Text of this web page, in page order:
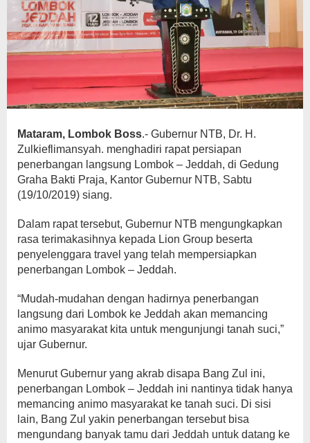
Mataram, Lombok Boss.- Gubernur NTB, Dr. H.
Zulkieflimansyah. menghadiri rapat persiapan
penerbangan langsung Lombok – Jeddah, di Gedung
Graha Bakti Praja, Kantor Gubernur NTB, Sabtu
(19/10/2019) siang.
Dalam rapat tersebut, Gubernur NTB mengungkapkan
rasa terimakasihnya kepada Lion Group beserta
penyelenggara travel yang telah mempersiapkan
penerbangan Lombok – Jeddah.
“Mudah-mudahan dengan hadirnya penerbangan
langsung dari Lombok ke Jeddah akan memancing
animo masyarakat kita untuk mengunjungi tanah suci,”
ujar Gubernur.
Menurut Gubernur yang akrab disapa Bang Zul ini,
penerbangan Lombok – Jeddah ini nantinya tidak hanya
memancing animo masyarakat ke tanah suci. Di sisi
lain, Bang Zul yakin penerbangan tersebut bisa
mengundang banyak tamu dari Jeddah untuk datang ke